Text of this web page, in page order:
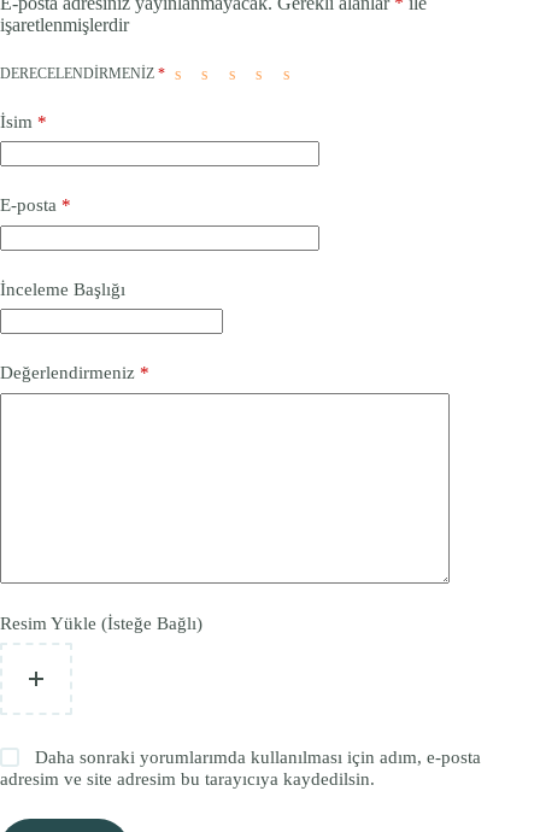
işaretlenmişlerdir
DERECELENDIRMENIZ *
İsim *
E-posta *
İnceleme Başlığı
Değerlendirmeniz *
Resim Yükle (İsteğe Bağlı)
Daha sonraki yorumlarımda kullanılması için adım, e-posta
adresim ve site adresim bu tarayıcıya kaydedilsin.